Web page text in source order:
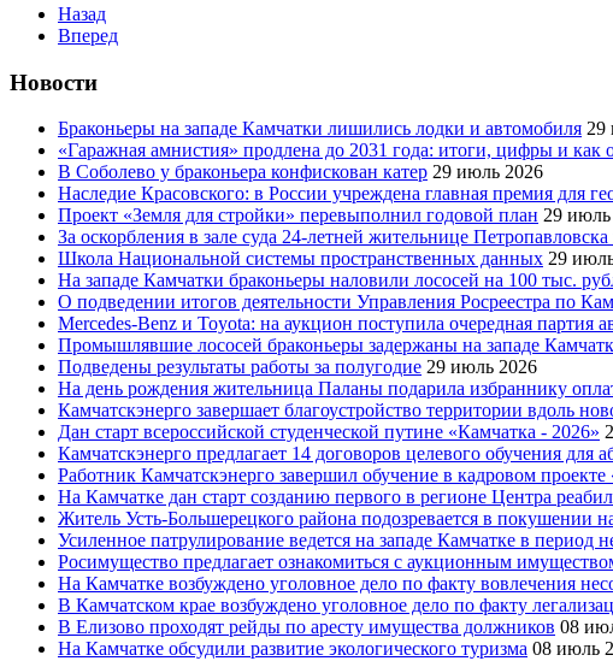
Назад
Вперед
Новости
Браконьеры на западе Камчатки лишились лодки и автомобиля 29
«Гаражная амнистия» продлена до 2031 года: итоги, цифры и как
В Соболево у браконьера конфискован катер 29 июль 2026
Наследие Красовского: в России учреждена главная премия для
Проект «Земля для стройки» перевыполнил годовой план 29
За оскорбления в зале суда 24-летней жительнице
Школа Национальной системы пространственных данных 29
На западе Камчатки браконьеры наловили лососей на 100 тыс.
О подведении итогов деятельности Управления Росреестра по
Mercedes-Benz и Toyota: на аукцион поступила очередная партия
Промышлявшие лососей браконьеры задержаны на западе
Подведены результаты работы за полугодие 29 июль 2026
На день рождения жительница Паланы подарила избраннику
Камчатскэнерго завершает благоустройство территории вдоль
Дан старт всероссийской студенческой путине «Камчатка - 2026»
Камчатскэнерго предлагает 14 договоров целевого обучения для
Работник Камчатскэнерго завершил обучение в кадровом
На Камчатке дан старт созданию первого в регионе Центра
Житель Усть-Большерецкого района подозревается в покушении
Усиленное патрулирование ведется на западе Камчатке в период
Росимущество предлагает ознакомиться с аукционным
На Камчатке возбуждено уголовное дело по факту вовлечения
В Камчатском крае возбуждено уголовное дело по факту
В Елизово проходят рейды по аресту имущества должников 08
На Камчатке обсудили развитие экологического туризма 08 июль